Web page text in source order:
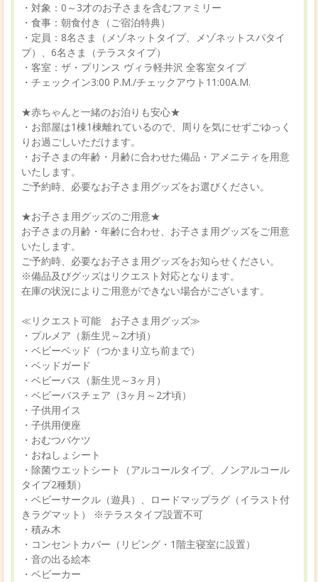
・対象：0～3才のお子さまを含むファミリー
・食事：朝食付き（ご宿泊特典）
・定員：8名さま（メゾネットタイプ、メゾネットスパタイ
プ）、6名さま（テラスタイプ）
・客室：ザ・プリンス ヴィラ軽井沢 全客室タイプ
・チェックイン3:00 P.M./チェックアウト11:00A.M.
★赤ちゃんと一緒のお泊りも安心★
・お部屋は1棟1棟離れているので、周りを気にせずごゆっく
りお過ごしいただけます。
・お子さまの年齢・月齢に合わせた備品・アメニティを用意
いたします。
ご予約時、必要なお子さま用グッズをお選びください。
★お子さま用グッズのご用意★
お子さまの月齢・年齢に合わせ、お子さま用グッズをご用意
いたします。
ご予約時、必要なお子さま用グッズをお知らせください。
※備品及びグッズはリクエスト対応となります。
在庫の状況によりご用意ができない場合がございます。
≪リクエスト可能 お子さま用グッズ≫
・プルメア（新生児～2才頃）
・ベビーベッド（つかまり立ち前まで）
・ベッドガード
・ベビーバス（新生児～3ヶ月）
・ベビーバスチェア（3ヶ月～2才頃）
・子供用イス
・子供用便座
・おむつバケツ
・おねしょシート
・除菌ウエットシート（アルコールタイプ、ノンアルコール
タイプ2種類）
・ベビーサークル（遊具）、ロードマップラグ（イラスト付
きラグマット） ※テラスタイプ設置不可
・積み木
・コンセントカバー（リビング・1階主寝室に設置）
・音の出る絵本
・ベビーカー